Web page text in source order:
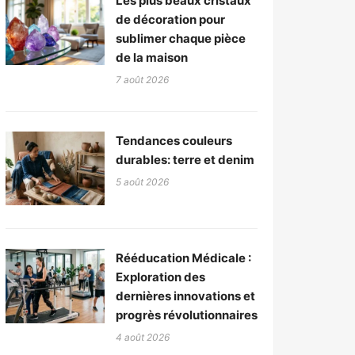
de décoration pour
sublimer chaque pièce
de la maison
7 août 2026
Tendances couleurs
durables: terre et denim
5 août 2026
Rééducation Médicale :
Exploration des
dernières innovations et
progrès révolutionnaires
4 août 2026